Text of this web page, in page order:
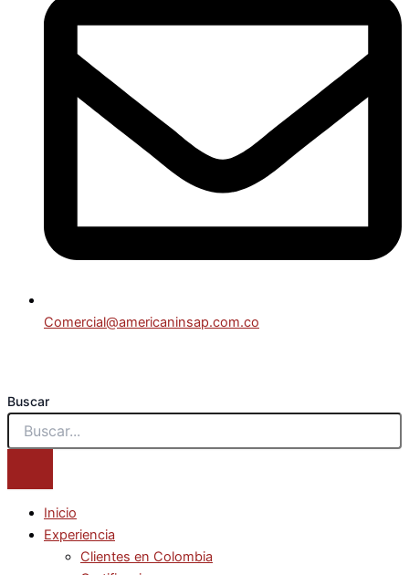
Comercial@americaninsap.com.co
Buscar
Inicio
Experiencia
Clientes en Colombia